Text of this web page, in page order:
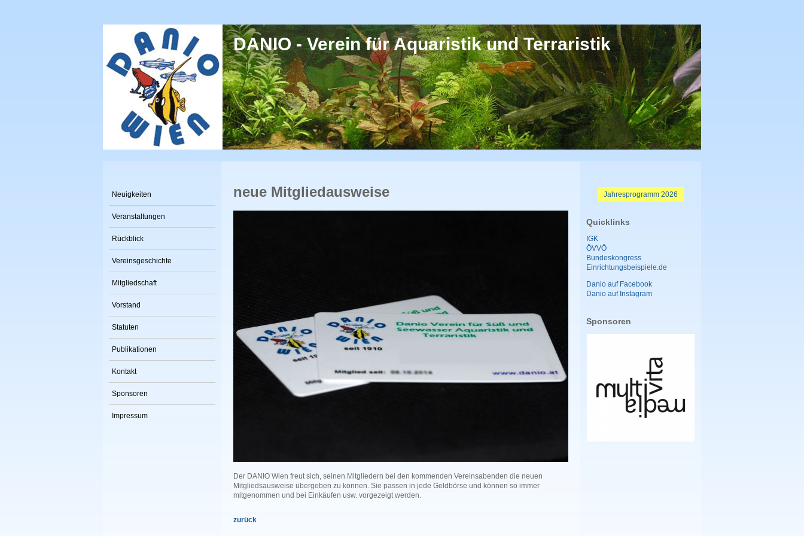
DANIO - Verein für Aquaristik und Terraristik
Neuigkeiten
Veranstaltungen
Rückblick
Vereinsgeschichte
Mitgliedschaft
Vorstand
Statuten
Publikationen
Kontakt
Sponsoren
Impressum
neue Mitgliedausweise
Der DANIO Wien freut sich, seinen Mitgliedern bei den kommenden Vereinsabenden die neuen
Mitgliedsausweise übergeben zu können. Sie passen in jede Geldbörse und können so immer
mitgenommen und bei Einkäufen usw. vorgezeigt werden.
zurück
Jahresprogramm 2026
Quicklinks
IGK
ÖVVÖ
Bundeskongress
Einrichtungsbeispiele.de
Danio auf Facebook
Danio auf Instagram
Sponsoren